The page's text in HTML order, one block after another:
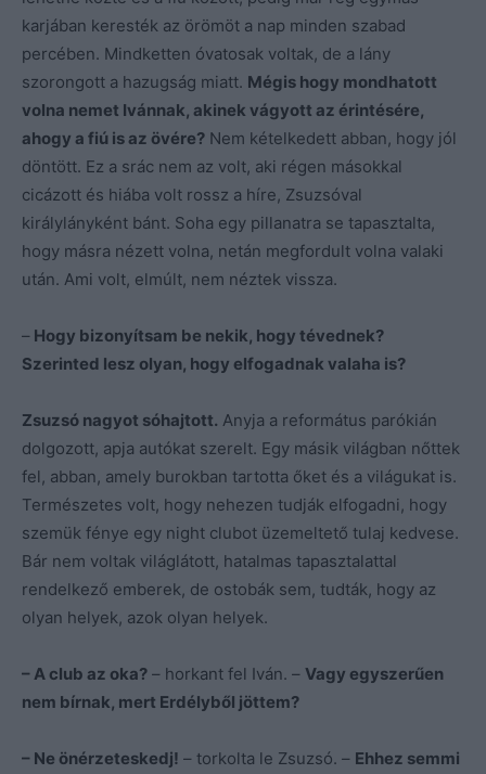
karjában keresték az örömöt a nap minden szabad
percében. Mindketten óvatosak voltak, de a lány
szorongott a hazugság miatt. Mégis hogy mondhatott
volna nemet Ivánnak, akinek vágyott az érintésére,
ahogy a fiú is az övére? Nem kételkedett abban, hogy jól
döntött. Ez a srác nem az volt, aki régen másokkal
cicázott és hiába volt rossz a híre, Zsuzsóval
királylányként bánt. Soha egy pillanatra se tapasztalta,
hogy másra nézett volna, netán megfordult volna valaki
után. Ami volt, elmúlt, nem néztek vissza.
– Hogy bizonyítsam be nekik, hogy tévednek?
Szerinted lesz olyan, hogy elfogadnak valaha is?
Zsuzsó nagyot sóhajtott. Anyja a református parókián
dolgozott, apja autókat szerelt. Egy másik világban nőttek
fel, abban, amely burokban tartotta őket és a világukat is.
Természetes volt, hogy nehezen tudják elfogadni, hogy
szemük fénye egy night clubot üzemeltető tulaj kedvese.
Bár nem voltak világlátott, hatalmas tapasztalattal
rendelkező emberek, de ostobák sem, tudták, hogy az
olyan helyek, azok olyan helyek.
– A club az oka? – horkant fel Iván. – Vagy egyszerűen
nem bírnak, mert Erdélyből jöttem?
– Ne önérzeteskedj! – torkolta le Zsuzsó. – Ehhez semmi